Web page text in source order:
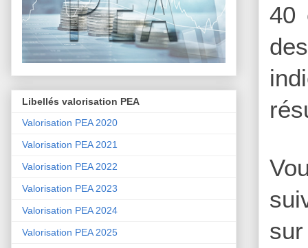
40
Libellés valorisation PEA
Valorisation PEA 2020
Valorisation PEA 2021
Valorisation PEA 2022
Valorisation PEA 2023
Valorisation PEA 2024
Valorisation PEA 2025